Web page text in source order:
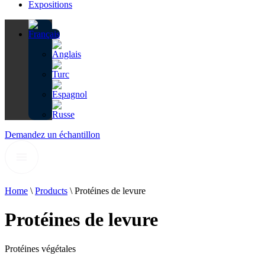
Expositions
Demandez un échantillon
Home \ Products \ Protéines de levure
Protéines de levure
Protéines végétales